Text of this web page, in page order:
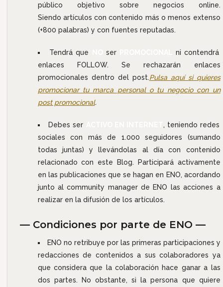
público objetivo sobre negocios online.
Siendo artículos con contenido más o menos extenso
(+800 palabras) y con fuentes reputadas.
Tendrá que ser
ni contendrá
enlaces FOLLOW. Se rechazarán enlaces
promocionales dentro del post.Pulsa aquí si quieres
promocionar tu marca personal o tu negocio con un
post promocional.
Debes ser
, teniendo redes
sociales con más de 1.000 seguidores (sumando
todas juntas) y llevándolas al día con contenido
relacionado con este Blog. Participará activamente
en las publicaciones que se hagan en ENO, acordando
junto al community manager de ENO las acciones a
realizar en la difusión de los artículos.
— Condiciones por parte de ENO —
ENO no retribuye por las primeras participaciones y
redacciones de contenidos a sus colaboradores ya
que considera que la colaboración hace ganar a las
dos partes. No obstante, si la persona que quiere